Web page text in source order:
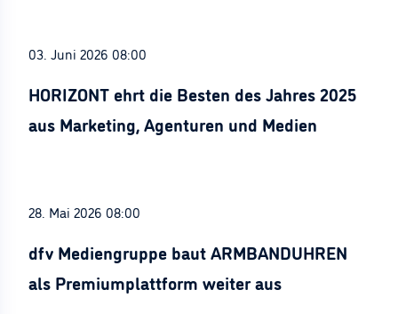
03. Juni 2026 08:00
HORIZONT ehrt die Besten des Jahres 2025
aus Marketing, Agenturen und Medien
28. Mai 2026 08:00
dfv Mediengruppe baut ARMBANDUHREN
als Premiumplattform weiter aus